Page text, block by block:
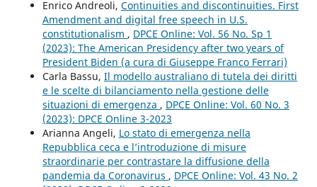
Enrico Andreoli, Continuities and discontinuities. First
Amendment and digital free speech in U.S.
constitutionalism , DPCE Online: Vol. 56 No. Sp 1
(2023): The American Presidency after two years of
President Biden (a cura di Giuseppe Franco Ferrari)
Carla Bassu, Il modello australiano di tutela dei diritti
e le scelte di bilanciamento nella gestione delle
situazioni di emergenza , DPCE Online: Vol. 60 No. 3
(2023): DPCE Online 3-2023
Arianna Angeli, Lo stato di emergenza nella
Repubblica ceca e l’introduzione di misure
straordinarie per contrastare la diffusione della
pandemia da Coronavirus , DPCE Online: Vol. 43 No. 2